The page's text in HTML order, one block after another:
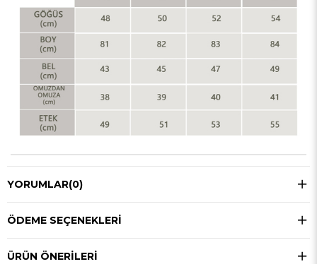
YORUMLAR(0)
ÖDEME SEÇENEKLERI
ÜRÜN ÖNERILERI